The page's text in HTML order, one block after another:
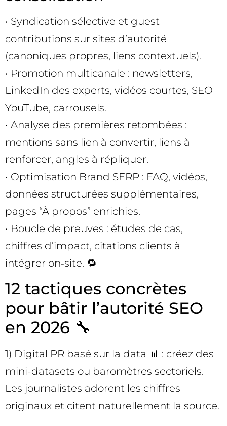
• Syndication sélective et guest
contributions sur sites d’autorité
(canoniques propres, liens contextuels).
• Promotion multicanale : newsletters,
LinkedIn des experts, vidéos courtes, SEO
YouTube, carrousels.
• Analyse des premières retombées :
mentions sans lien à convertir, liens à
renforcer, angles à répliquer.
• Optimisation Brand SERP : FAQ, vidéos,
données structurées supplémentaires,
pages “À propos” enrichies.
• Boucle de preuves : études de cas,
chiffres d’impact, citations clients à
intégrer on‑site. 🔁
12 tactiques concrètes
pour bâtir l’autorité SEO
en 2026 🔧
1) Digital PR basé sur la data 📊 : créez des
mini-datasets ou baromètres sectoriels.
Les journalistes adorent les chiffres
originaux et citent naturellement la source.